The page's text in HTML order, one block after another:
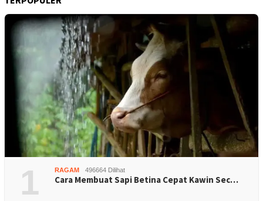
1 RAGAM 496664 Dilihat
Cara Membuat Sapi Betina Cepat Kawin Sec…